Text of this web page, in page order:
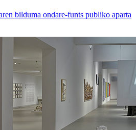
bilduma ondare-funts publiko aparta